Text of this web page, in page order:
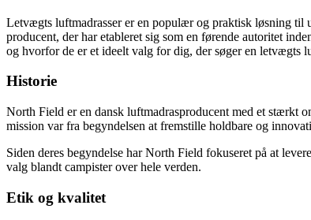
Letvægts luftmadrasser er en populær og praktisk løsning til
producent, der har etableret sig som en førende autoritet
og hvorfor de er et ideelt valg for dig, der søger en letvægts
Historie
North Field er en dansk luftmadrasproducent med et stærkt
mission var fra begyndelsen at fremstille holdbare og
Siden deres begyndelse har North Field fokuseret på at
valg blandt campister over hele verden.
Etik og kvalitet